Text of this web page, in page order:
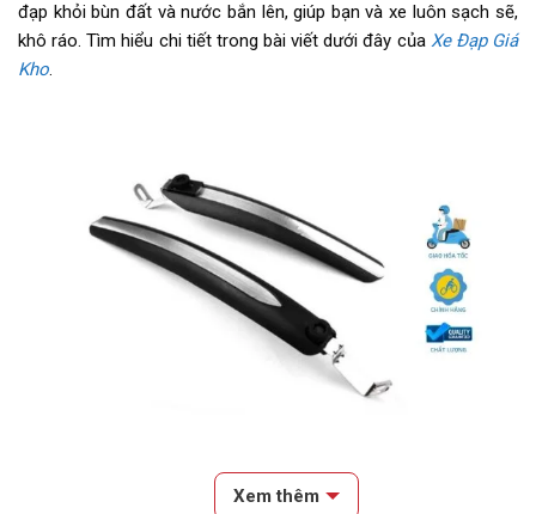
đạp khỏi bùn đất và nước bắn lên, giúp bạn và xe luôn sạch sẽ,
khô ráo. Tìm hiểu chi tiết trong bài viết dưới đây của Xe Đạp Giá
Kho.
Chắn bùn bảo vệ các bộ phận của xe đạp như khung xe, bộ truyền
động và phanh
Xem thêm